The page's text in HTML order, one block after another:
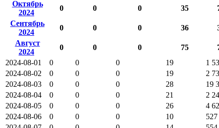
Октябрь
2024
0 0 0 35
Сентябрь
2024
0 0 0 36
Август
2024
0 0 0 75
2024-08-01
0 0 0 19
1
2024-08-02
0 0 0 19
2
2024-08-03
0 0 0 28
19
2024-08-04
0 0 0 21
2
2024-08-05
0 0 0 26
4
2024-08-06
0 0 0 10
527